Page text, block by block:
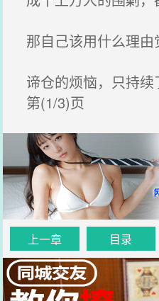
那自己该用什么理由
谛仓的烦恼，只持续
第(1/3)页
上一章 目录